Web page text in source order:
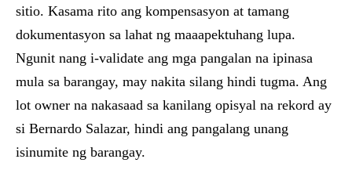
sitio. Kasama rito ang kompensasyon at tamang
dokumentasyon sa lahat ng maaapektuhang lupa.
Ngunit nang i-validate ang mga pangalan na ipinasa
mula sa barangay, may nakita silang hindi tugma. Ang
lot owner na nakasaad sa kanilang opisyal na rekord ay
si Bernardo Salazar, hindi ang pangalang unang
isinumite ng barangay.